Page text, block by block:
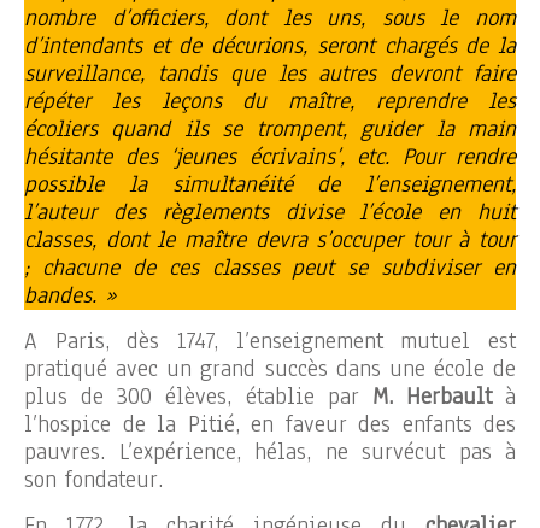
nombre d’officiers, dont les uns, sous le nom
d’intendants et de décurions, seront chargés de la
surveillance, tandis que les autres devront faire
répéter les leçons du maître, reprendre les
écoliers quand ils se trompent, guider la main
hésitante des ‘jeunes écrivains’, etc. Pour rendre
possible la simultanéité de l’enseignement,
l’auteur des règlements divise l’école en huit
classes, dont le maître devra s’occuper tour à tour
; chacune de ces classes peut se subdiviser en
bandes. »
A Paris, dès 1747, l’enseignement mutuel est
pratiqué avec un grand succès dans une école de
plus de 300 élèves, établie par M. Herbaultà
l’hospice de la Pitié, en faveur des enfants des
pauvres. L’expérience, hélas, ne survécut pas à
son fondateur.